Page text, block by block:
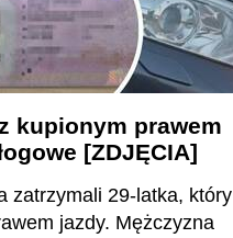
kupionym prawem
[ZDJĘCIA]
zatrzymali 29-latka, który
jazdy. Mężczyzna